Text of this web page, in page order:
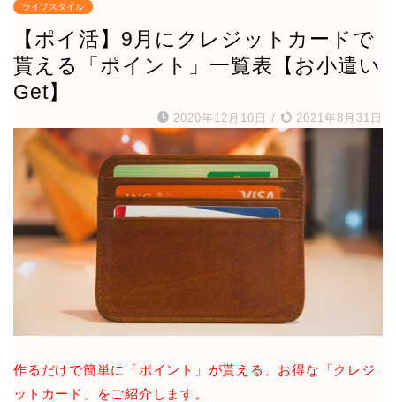
ライフスタイル
【ポイ活】9月にクレジットカードで
貰える「ポイント」一覧表【お小遣い
Get】
2020年12月10日 / 2021年8月31日
作るだけで簡単に「ポイント」が貰える、お得な「クレジ
ットカード」をご紹介します。